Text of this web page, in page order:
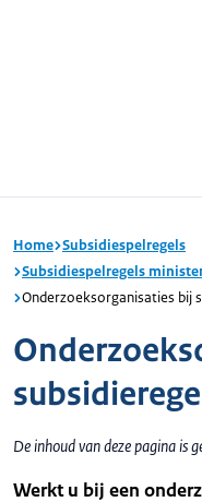
Home Subsidiespelregels
Subsidiespelregels
Onderzoeksorganisaties bij
De inhoud van deze pagina is
Werkt u bij een